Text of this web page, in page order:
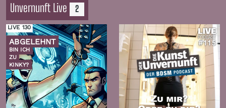
Unvernunft Live 2
LIVE 130
ABGELEHNT
BIN ICH
ZU
KINKY?
Zur
Zur